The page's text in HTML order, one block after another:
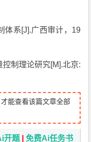
体系[J].广西审计，19
制理论研究[M].北京:
才能查看该篇文章全部
开题 |免费Ai任务书